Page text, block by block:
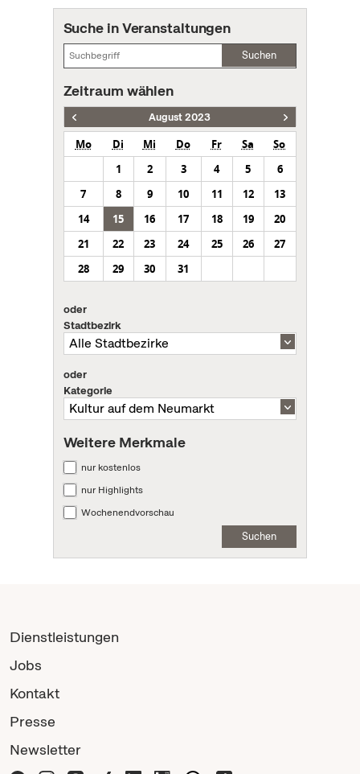
Suche in Veranstaltungen
Suchen
Zeitraum wählen
August 2023
Mo Di Mi Do Fr Sa
So
1
2 3 4 5
6
7
8 9 10 11 12
13
14
15 16 17 18 19
20
21
22 23 24 25 26
27
28
29 30 31
oder
Stadtbezirk
oder
Kategorie
Weitere Merkmale
nur kostenlos
nur Highlights
Wochenendvorschau
Suchen
Dienstleistungen
Jobs
Kontakt
Presse
Newsletter